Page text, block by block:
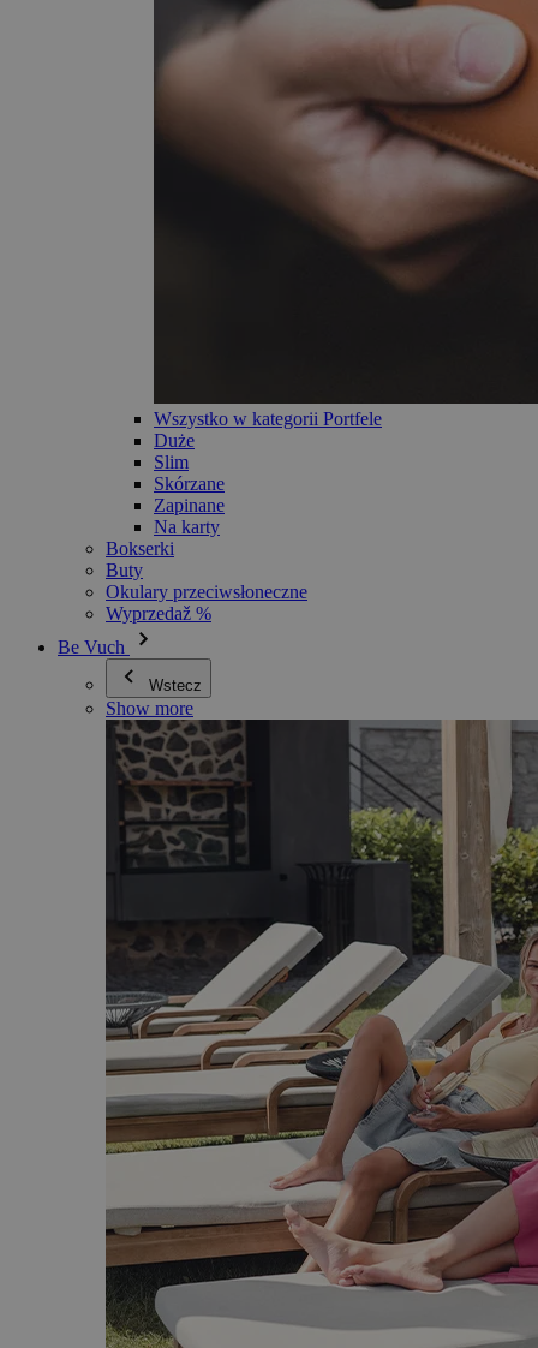
Wszystko w kategorii Portfele
Duże
Slim
Skórzane
Zapinane
Na karty
Bokserki
Buty
Okulary przeciwsłoneczne
Wyprzedaž %
Be Vuch
Wstecz
Show more